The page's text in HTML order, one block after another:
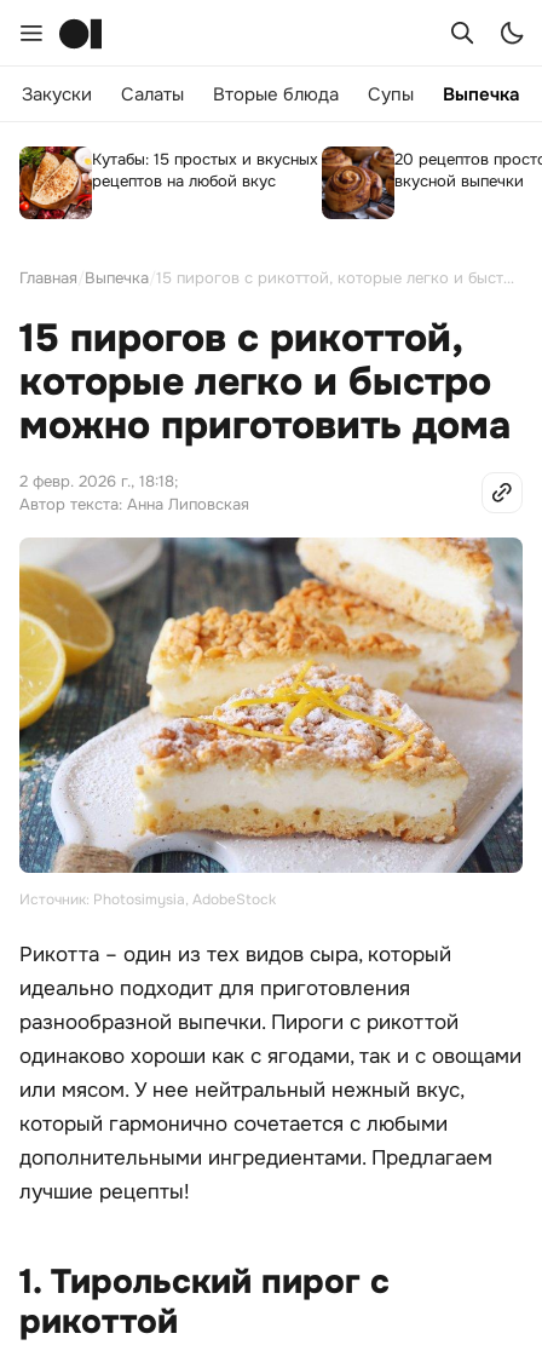
Закуски Салаты Вторые блюда Супы Выпечка
Кутабы: 15 простых и вкусных
рецептов на любой вкус
20 рецептов
вкусной выпечки
Главная Выпечка 15 пирогов с рикоттой, которые легко и быстро можно приготовить дома
15 пирогов с рикоттой,
которые легко и быстро
можно приготовить дома
2 февр. 2026 г., 18:18;
Автор текста: Анна Липовская
Источник: Photosimysia, AdobeStock
Рикотта – один из тех видов сыра, который
идеально подходит для приготовления
разнообразной выпечки. Пироги с рикоттой
одинаково хороши как с ягодами, так и с овощами
или мясом. У нее нейтральный нежный вкус,
который гармонично сочетается с любыми
дополнительными ингредиентами. Предлагаем
лучшие рецепты!
1. Тирольский пирог с
рикоттой